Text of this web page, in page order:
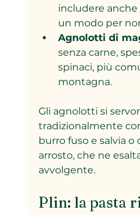
includere anche
un modo per
Agnolotti di
senza carne,
spinaci, più
montagna.
Gli agnolotti si
tradizionalmente
burro fuso e salvia o
arrosto, che ne
avvolgente.
Plin: la pasta